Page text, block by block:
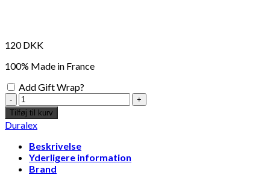
120DKK
100% Made in France
Add Gift Wrap?
Dessert
tallerken
Transparent
20,5cm
-
Duralex
antal
Tilføj til kurv
Duralex
Beskrivelse
Yderligere information
Brand